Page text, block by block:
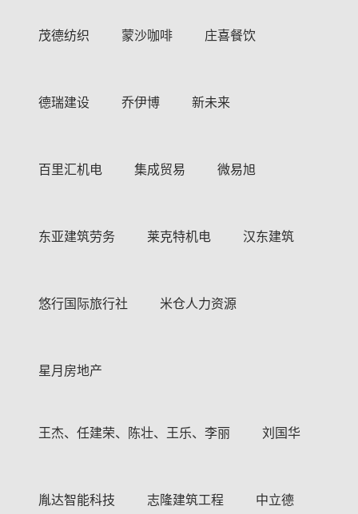
茂德纺织 蒙沙咖啡 庄喜餐饮
德瑞建设 乔伊博 新未来
百里汇机电 集成贸易 微易旭
东亚建筑劳务 莱克特机电 汉东建筑
悠行国际旅行社 米仓人力资源
星月房地产
王杰、任建荣、陈壮、王乐、李丽 刘国华
胤达智能科技 志隆建筑工程 中立德